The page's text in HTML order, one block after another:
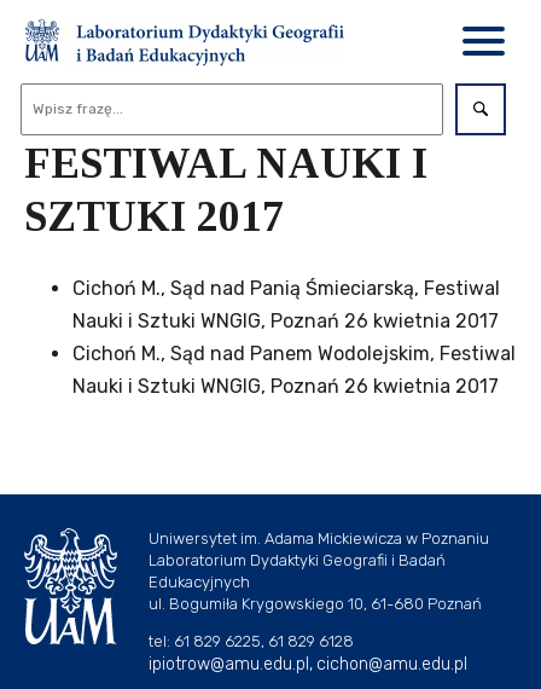
FESTIWAL NAUKI I
SZTUKI 2017
Cichoń M., Sąd nad Panią Śmieciarską, Festiwal
Nauki i Sztuki WNGIG, Poznań 26 kwietnia 2017
Cichoń M., Sąd nad Panem Wodolejskim, Festiwal
Nauki i Sztuki WNGIG, Poznań 26 kwietnia 2017
Uniwersytet im. Adama Mickiewicza w Poznaniu
Laboratorium Dydaktyki Geografii i Badań
Edukacyjnych
ul. Bogumiła Krygowskiego 10, 61-680 Poznań
tel: 61 829 6225, 61 829 6128
ipiotrow@amu.edu.pl, cichon@amu.edu.pl